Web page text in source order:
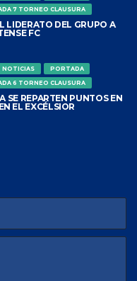
7 TORNEO CLAUSURA
LIDERATO DEL GRUPO A
FC
NOTICIAS
PORTADA
6 TORNEO CLAUSURA
SE REPARTEN PUNTOS EN
EL EXCÉLSIOR